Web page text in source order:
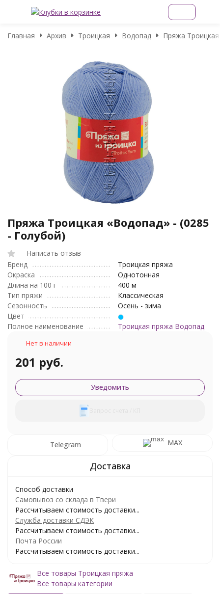
Главная Архив Троицкая Водопад Пряжа
Пряжа Троицкая «Водопад» - (0285
- Голубой)
Написать отзыв
Бренд
Троицкая пряжа
Окраска
Однотонная
Длина на 100 г
400 м
Тип пряжи
Классическая
Сезонность
Осень - зима
Цвет
Полное наименование
Троицкая пряжа Водопад
Нет в наличии
201 руб.
Уведомить
Telegram MAX
Способ доставки
Самовывоз со склада в Твери
Рассчитываем стоимость доставки...
Служба доставки СДЭК
Рассчитываем стоимость доставки...
Почта России
Рассчитываем стоимость доставки...
Все товары Троицкая пряжа
Все товары категории